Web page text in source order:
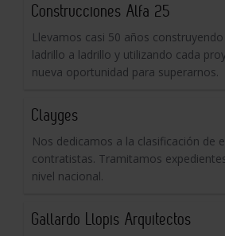
Construcciones Alfa 25
Llevamos casi 50 años
ladrillo a ladrillo y utilizando cada
nueva oportunidad para superarnos.
Clayges
Nos dedicamos a la clasificación de
contratistas. Tramitamos
nivel nacional.
Gallardo Llopis Arquitectos